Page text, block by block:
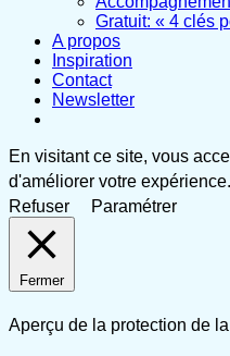
Gratuit: « 4 clés
A propos
Inspiration
Contact
Newsletter
En visitant ce site, vous
d'améliorer votre expérience.
Refuser
Paramétrer
Fermer
Aperçu de la protection de